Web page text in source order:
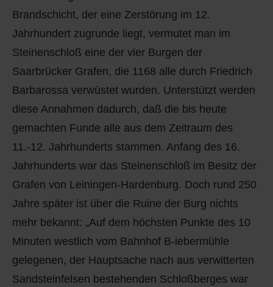
Brandschicht, der eine Zerstörung im 12.
Jahrhundert zugrunde liegt, vermutet man im
Steinenschloß eine der vier Burgen der
Saarbrücker Grafen, die 1168 alle durch Friedrich
Barbarossa verwüstet wurden. Unterstützt werden
diese Annahmen dadurch, daß die bis heute
gemachten Funde alle aus dem Zeitraum des
11.-12. Jahrhunderts stammen. Anfang des 16.
Jahrhunderts war das Steinenschloß im Besitz der
Grafen von Leiningen-Hardenburg. Doch rund 250
Jahre später ist über die Ruine der Burg nichts
mehr bekannt: „Auf dem höchsten Punkte des 10
Minuten westlich vom Bahnhof B-iebermühle
gelegenen, der Hauptsache nach aus verwitterten
Sandsteinfelsen bestehenden Schloßberges war